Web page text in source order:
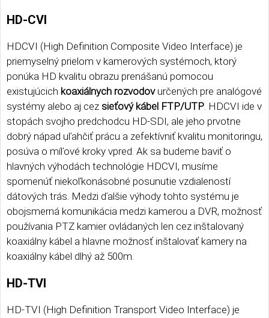
HD-CVI
HDCVI (High Definition Composite Video Interface) je
priemyselný prielom v kamerových systémoch, ktorý
ponúka HD kvalitu obrazu prenášanú pomocou
existujúcich koaxiálnych rozvodovurčených pre analógové
systémy alebo aj cez sieťový kábel FTP/UTP. HDCVI ide v
stopách svojho predchodcu HD-SDI, ale jeho prvotne
dobrý nápad uľahčiť prácu a zefektívniť kvalitu monitoringu,
posúva o míľové kroky vpred. Ak sa budeme baviť o
hlavných výhodách technológie HDCVI, musíme
spomenúť niekoľkonásobné posunutie vzdialeností
dátových trás. Medzi ďalšie výhody tohto systému je
obojsmerná komunikácia medzi kamerou a DVR, možnosť
používania PTZ kamier ovládaných len cez inštalovaný
koaxiálny kábel a hlavne možnosť inštalovať kamery na
koaxiálny kábel dlhý až 500m.
HD-TVI
HD-TVI (High Definition Transport Video Interface) je